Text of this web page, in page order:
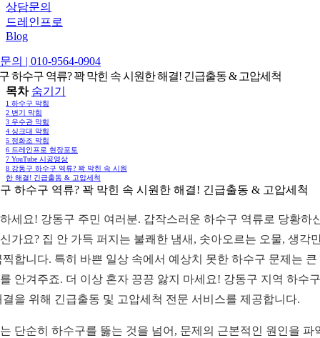
상담문의
드레인프로
Blog
의 | 010-9564-0904
하수구 역류? 꽉 막힌 속 시원한 해결! 긴급출동 & 고압세척
목차 숨기기
1 하수구 막힘
2 변기 막힘
3 우수관 막힘
4 싱크대 막힘
5 정화조 막힘
6 드레인프로 현장포토
7 YouTube 시공영상
8 강동구 하수구 역류? 꽉 막힌 속 시원
한 해결! 긴급출동 & 고압세척
하수구 역류? 꽉 막힌 속 시원한 해결! 긴급출동 & 고압세척
세요! 강동구 주민 여러분. 갑작스러운 하수구 역류로 당황하
가요? 집 안 가득 퍼지는 불쾌한 냄새, 솟아오르는 오물, 생각
찍합니다. 특히 바쁜 일상 속에서 예상치 못한 하수구 문제는 큰
안겨주죠. 더 이상 혼자 끙끙 앓지 마세요! 강동구 지역 하수
결을 위해 긴급출동 및 고압세척 전문 서비스를 제공합니다.
단순히 하수구를 뚫는 것을 넘어, 문제의 근본적인 원인을 파